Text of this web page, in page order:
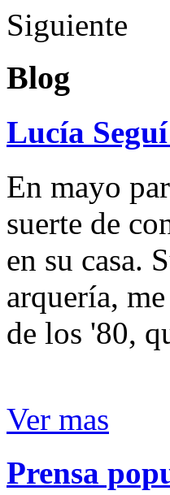
Siguiente
Blog
Lucía
En mayo
suerte de
en su casa.
arquería,
de los '80,
Ver mas
Prensa